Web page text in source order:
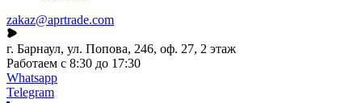
zakaz@aprtrade.com
г. Барнаул, ул. Попова, 246, оф. 27, 2 этаж
Работаем с 8:30 до 17:30
Whatsapp
Telegram